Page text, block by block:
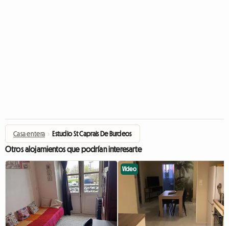
Casa entera › Estudio St Caprais De Burdeos
Otros alojamientos que podrían interesarte
Vídeo